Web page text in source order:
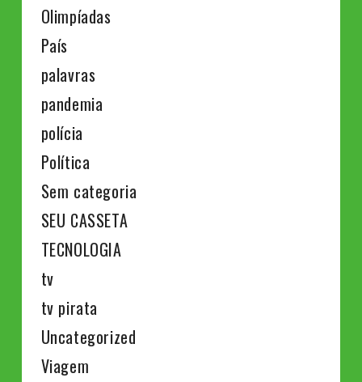
Olimpíadas
País
palavras
pandemia
polícia
Política
Sem categoria
SEU CASSETA
TECNOLOGIA
tv
tv pirata
Uncategorized
Viagem